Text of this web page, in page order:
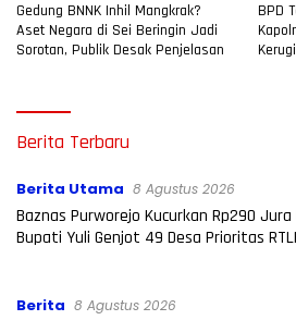
Gedung BNNK Inhil Mangkrak?
Aset Negara di Sei Beringin Jadi
Sorotan, Publik Desak Penjelasan
BPD
Radar007.com
Berita Terbaru
Berita Utama 8 Agustus 2026
Baznas Purworejo Kucurkan Rp290
Bupati Yuli Genjot 49 Desa Prioritas
Berita 8 Agustus 2026